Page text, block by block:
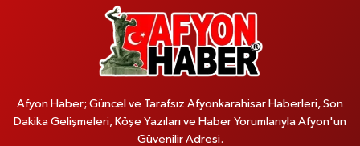
Afyon Haber; Güncel ve Tarafsız Afyonkarahisar Haberleri, Son
Dakika Gelişmeleri, Köşe Yazıları ve Haber Yorumlarıyla Afyon'un
Güvenilir Adresi.